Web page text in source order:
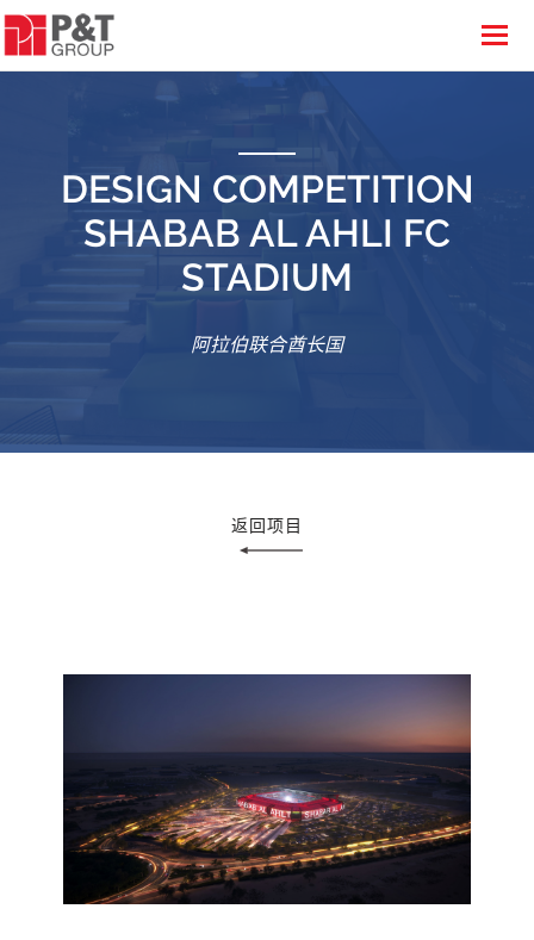
DESIGN COMPETITION
SHABAB AL AHLI FC
STADIUM
阿拉伯联合酋长国
返回项目